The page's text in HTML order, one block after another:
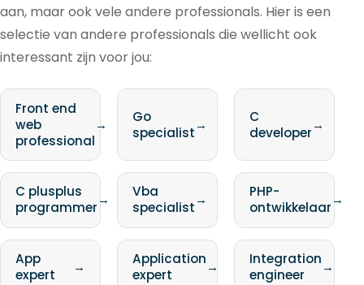
aan, maar ook vele andere professionals. Hier is een
selectie van andere professionals die wellicht ook
interessant zijn voor jou:
Front end
web
professional
→
Go
specialist→
C
developer→
C plusplus
programmer→
Vba
specialist→
PHP-
ontwikkelaar→
App
expert
→
Application
expert
→
Integration
engineer
→